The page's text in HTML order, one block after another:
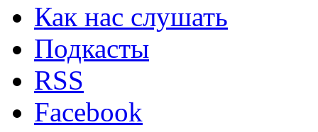
Как нас слушать
Подкасты
RSS
Facebook